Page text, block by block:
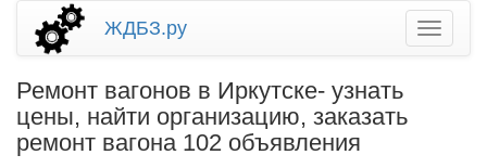
ЖДБЗ.ру
Ремонт вагонов в Иркутске- узнать
цены, найти организацию, заказать
ремонт вагона 102 объявления